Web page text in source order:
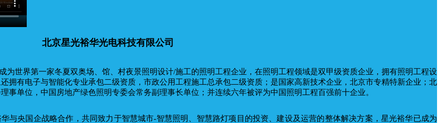
北京星光裕华光电科技有限公司
为世界第一家冬夏双奥场、馆、村夜景照明设计/施工的照明工程企业，在照明工程领域是双甲级资质企业，拥有照明工程设
拥有电子与智能化专业承包二级资质，市政公用工程施工总承包二级资质；是国家高新技术企业，北京市专精特新企业；北
事单位，中国房地产绿色照明专委会常务副理事长单位；并连续六年被评为中国照明工程百强前十企业。
与央国企战略合作，共同致力于智慧城市-智慧照明、智慧路灯项目的投资、建设及运营的整体解决方案，星光裕华已成为